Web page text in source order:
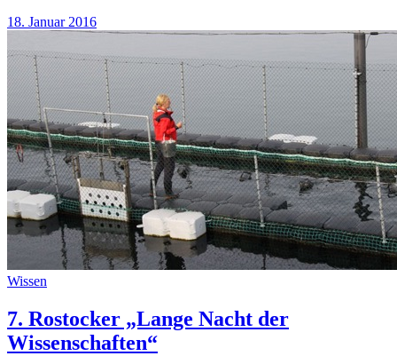
18. Januar 2016
Wissen
7. Rostocker „Lange Nacht der
Wissenschaften“